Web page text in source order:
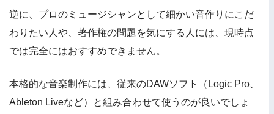
逆に、プロのミュージシャンとして細かい音作りにこだ
わりたい人や、著作権の問題を気にする人には、現時点
では完全にはおすすめできません。
本格的な音楽制作には、従来のDAWソフト（Logic Pro、
Ableton Liveなど）と組み合わせて使うのが良いでしょ